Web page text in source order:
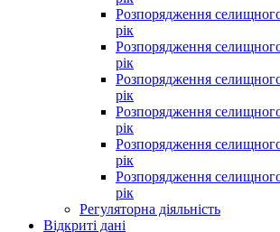
Розпорядження
рік
Розпорядження
рік
Розпорядження
рік
Розпорядження
рік
Розпорядження
рік
Розпорядження
рік
Регуляторна діяльність
Відкриті дані